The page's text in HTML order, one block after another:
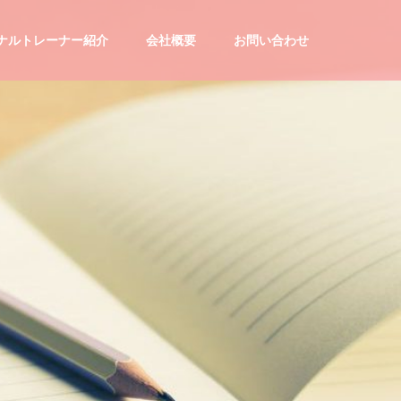
ルトレーナー紹介 会社概要 お問い合わせ